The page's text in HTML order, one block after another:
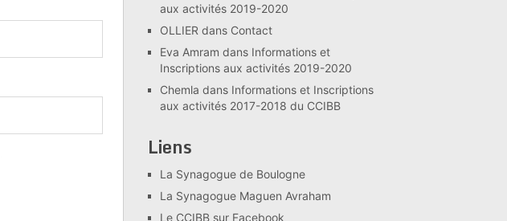
aux activités 2019-2020
OLLIER dans Contact
Eva Amram dans Informations et
Inscriptions aux activités 2019-2020
Chemla dans Informations et Inscriptions
aux activités 2017-2018 du CCIBB
Liens
La Synagogue de Boulogne
La Synagogue Maguen Avraham
Le CCIBB sur Facebook